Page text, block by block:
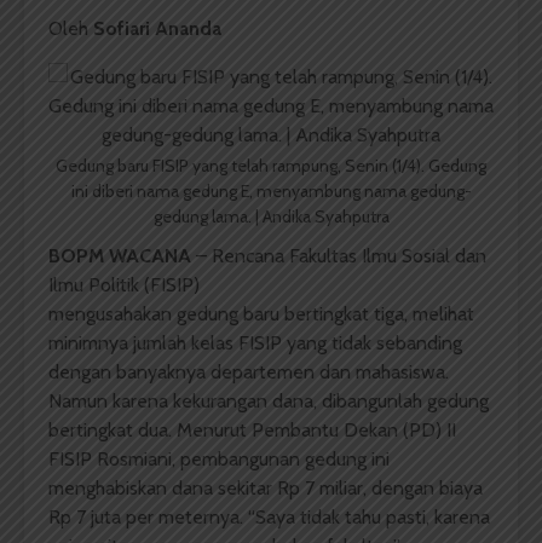
Oleh Sofiari Ananda
Gedung baru FISIP yang telah rampung, Senin (1/4). Gedung
ini diberi nama gedung E, menyambung nama gedung-
gedung lama. | Andika Syahputra
BOPM WACANA – Rencana Fakultas Ilmu Sosial dan
Ilmu Politik (FISIP)
mengusahakan gedung baru bertingkat tiga, melihat
minimnya jumlah kelas FISIP yang tidak sebanding
dengan banyaknya departemen dan mahasiswa.
Namun karena kekurangan dana, dibangunlah gedung
bertingkat dua. Menurut Pembantu Dekan (PD) II
FISIP Rosmiani, pembangunan gedung ini
menghabiskan dana sekitar Rp 7 miliar, dengan biaya
Rp 7 juta per meternya. “Saya tidak tahu pasti, karena